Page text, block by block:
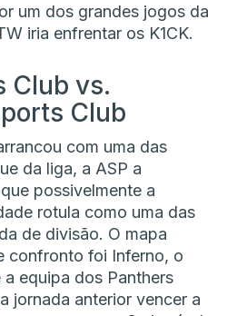
um dos grandes jogos da
iria enfrentar os K1CK.
Club vs.
Club
com uma das
da liga, a ASP a
possivelmente a
rotula como uma das
de divisão. O mapa
confronto foi Inferno, o
equipa dos Panthers
jornada anterior vencer a